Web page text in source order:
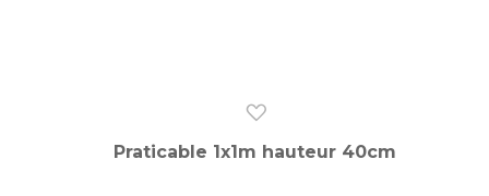
Praticable 1x1m hauteur 40cm